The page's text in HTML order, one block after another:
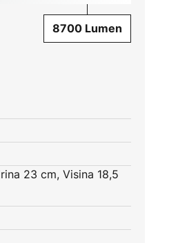
8700 Lumen
23 cm, Visina 18,5